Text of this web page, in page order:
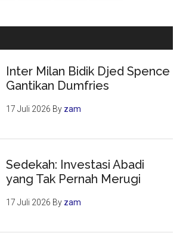
Pengumuman
Sabar
Inter Milan Bidik Djed Spence
Gantikan Dumfries
17 Juli 2026 By zam
Sedekah: Investasi Abadi
yang Tak Pernah Merugi
17 Juli 2026 By zam